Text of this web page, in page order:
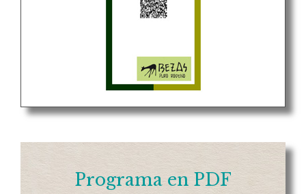
Programa en PDF